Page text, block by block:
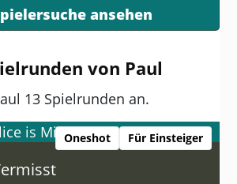
ansehen
von Paul
13 Spielrunden an.
Oneshot Für Einsteiger